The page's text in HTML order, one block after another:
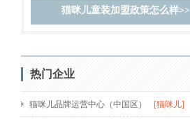
猫咪儿童装加盟政策怎么样>>
热门企业
猫咪儿品牌运营中心（中国区） [猫咪儿]